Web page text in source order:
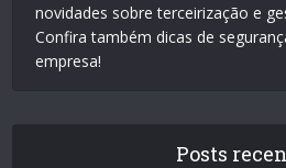
novidades sobre terceirização e
Confira também dicas de
empresa!
Posts